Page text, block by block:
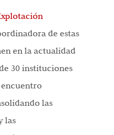
de estas
en la actualidad
30 instituciones
encuentro
las
las